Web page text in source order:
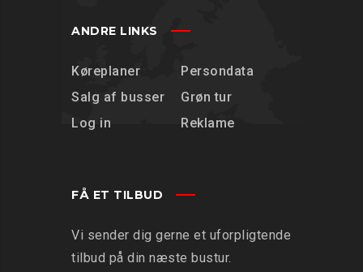
ANDRE LINKS
Køreplaner
Salg af busser
Log in
Persondata
Grøn tur
Reklame
FÅ ET TILBUD
Vi sender dig gerne et uforpligtende
tilbud på din næste bustur.